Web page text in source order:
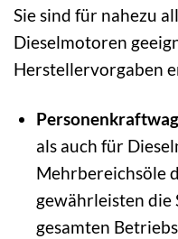
Sie sind für nahezu
Dieselmotoren
Herstellervorgaben
als auch für
Mehrbereichsöle
gewährleisten die
gesamten